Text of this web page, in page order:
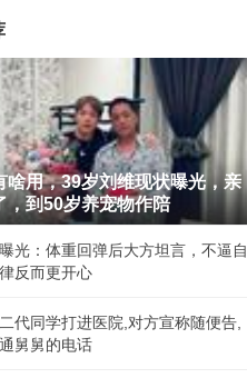
啥用，39岁刘维现状曝光，亲
，到50岁养宠物作陪
光：体重回弹后大方坦言，不逼自
反而更开心
代同学打进医院,对方宣称随便告,
舅舅的电话